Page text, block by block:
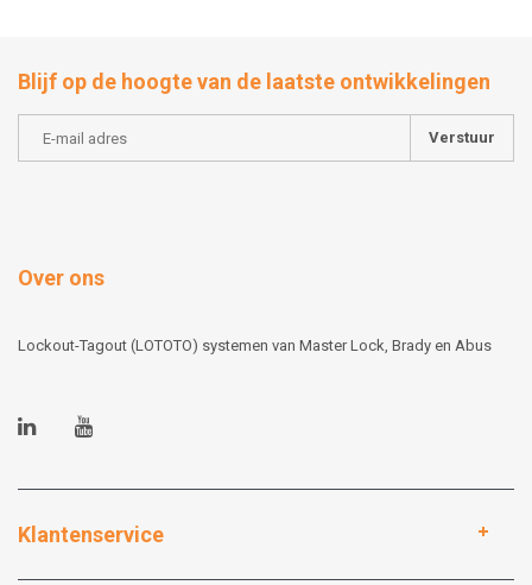
Blijf op de hoogte van de laatste ontwikkelingen
Verstuur
Over ons
Lockout-Tagout (LOTOTO) systemen van Master Lock, Brady en Abus
Klantenservice